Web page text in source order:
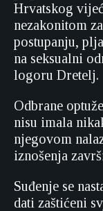
Hrvatskog
nezakonitom
postupanju,
na seksualni
logoru Dretelj.
Odbrane
nisu imala
njegovom
iznošenja
Suđenje se
dati zaštićeni